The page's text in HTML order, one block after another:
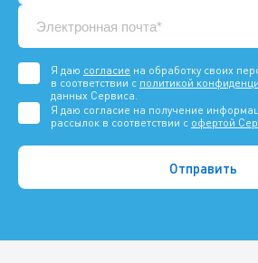
Я даю согласие на обработку своих
в соответствии с политикой
данных Сервиса.
Я даю согласие на получение
рассылок в соответствии с офертой